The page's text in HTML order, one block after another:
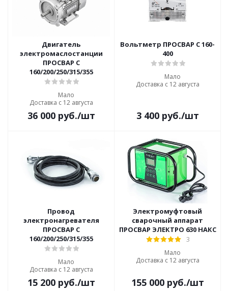
Двигатель
электромаслостанции
ПРОСВАР С
160/200/250/315/355
Мало
Доставка с 12 августа
36 000руб./шт
Вольтметр ПРОСВАР С 160-
400
Мало
Доставка с 12 августа
3 400руб./шт
Провод
электронагревателя
ПРОСВАР С
160/200/250/315/355
Мало
Доставка с 12 августа
15 200руб./шт
Электромуфтовый
сварочный аппарат
ПРОСВАР ЭЛЕКТРО 630 НАКС
3
Мало
Доставка с 12 августа
155 000руб./шт